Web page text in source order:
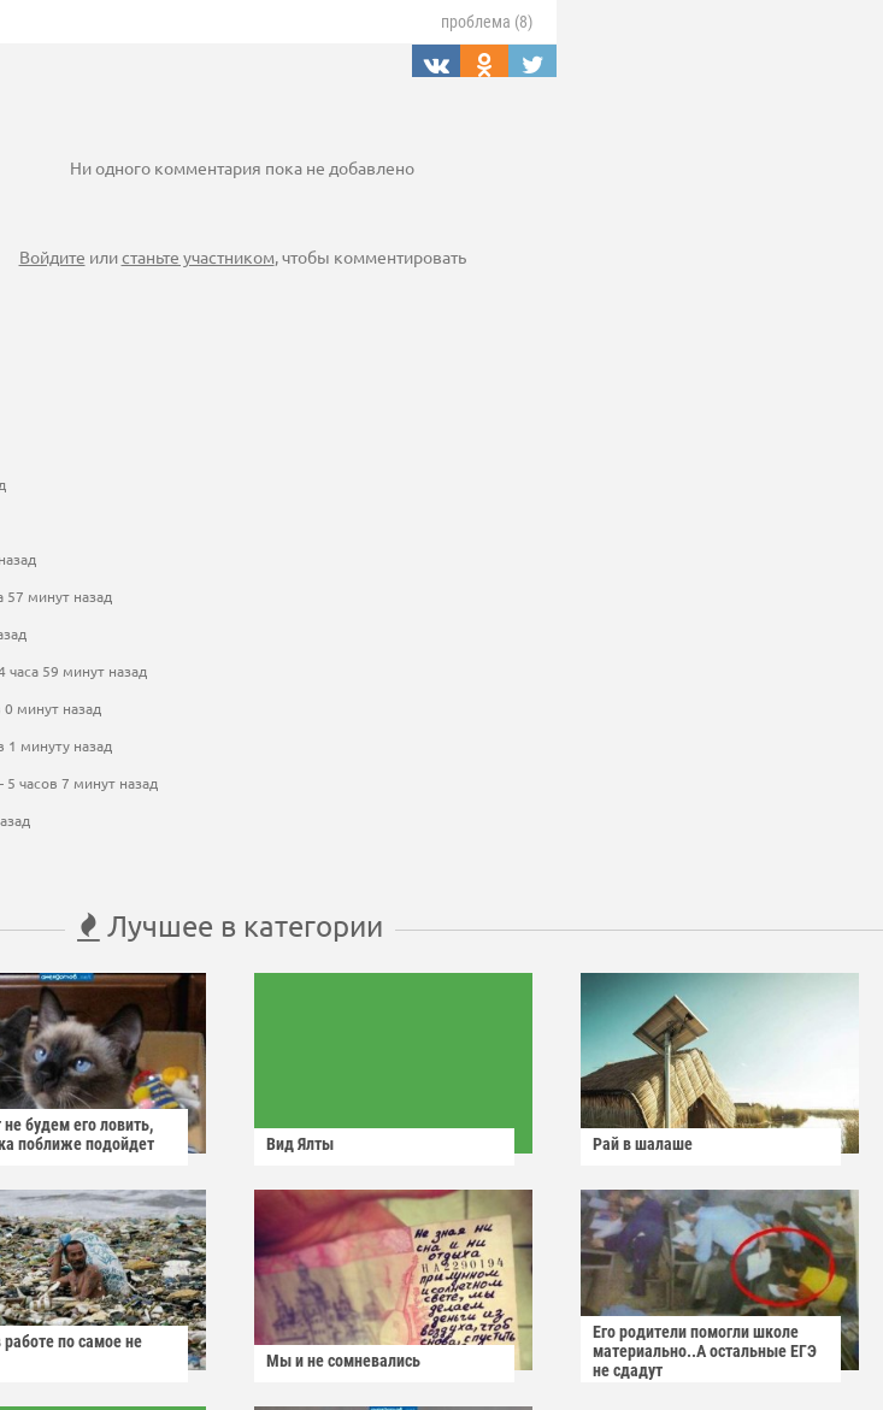
проблема (8)
Ни одного комментария пока не добавлено
Войдите илистаньте участником, чтобы комментировать
57 минут назад
часа 59 минут назад
минут назад
1 минуту назад
часов 7 минут назад
Лучшее в категории
будем его ловить,
поближе подойдет
Вид Ялты Рай в шалаше
работе по самое не
Мы и не сомневались
Его родители помогли школе
материально..А остальные ЕГЭ
не сдадут